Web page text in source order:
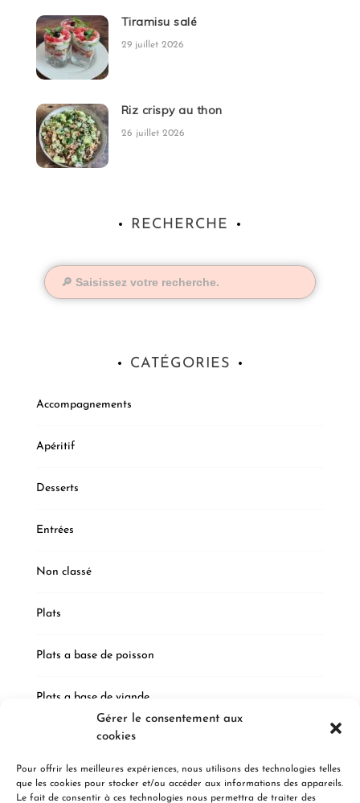
Gérer le consentement aux
cookies
Pour offrir les meilleures expériences, nous utilisons des technologies telles
que les cookies pour stocker et/ou accéder aux informations des appareils.
Le fait de consentir à ces technologies nous permettra de traiter des
Tiramisu salé
29 juillet 2026
Riz crispy au thon
26 juillet 2026
RECHERCHE
CATÉGORIES
Accompagnements
Apéritif
Desserts
Entrées
Non classé
Plats
Plats a base de poisson
Plats a base de viande
Plats végétarien